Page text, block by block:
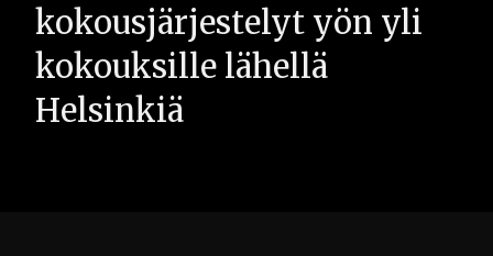
kokousjärjestelyt yön yli
kokouksille lähellä
Helsinkiä